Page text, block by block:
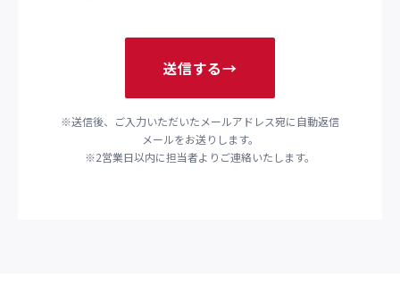
送信する→
※送信後、ご入力いただいたメールアドレス宛に自動返信
メールをお送りします。
※2営業日以内に担当者よりご連絡いたします。